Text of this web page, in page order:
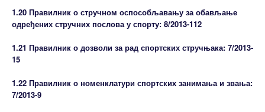
1.20 Правилник о стручном оспособљавању за обављање
одређених стручних послова у спорту: 8/2013-112
1.21 Правилник о дозволи за рад спортских стручњака: 7/2013-
15
1.22 Правилник о номенклатури спортских занимања и звања:
7/2013-9